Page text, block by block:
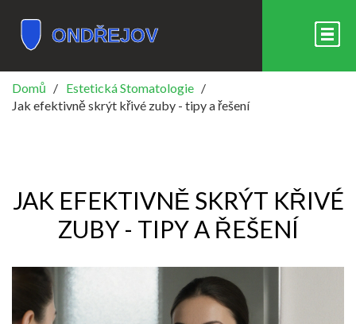
Domů
Estetická Stomatologie
Jak efektivně skrýt křivé zuby - tipy a řešení
JAK EFEKTIVNĚ SKRÝT KŘIVÉ
ZUBY - TIPY A ŘEŠENÍ